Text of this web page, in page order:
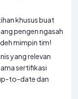
khusus buat
pengen ngasah
mimpin tim!
yang relevan
sertifikasi
to-date dan